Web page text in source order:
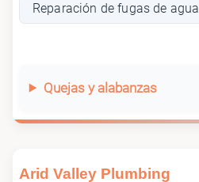
Reparación de fugas de agua
Quejas y alabanzas
Arid Valley Plumbing